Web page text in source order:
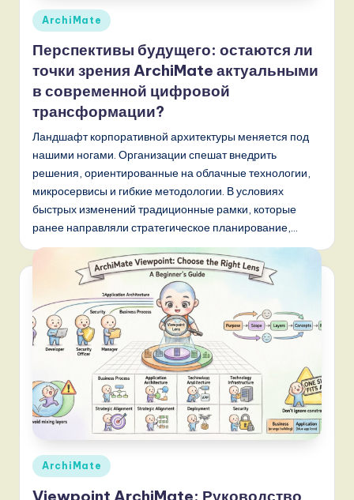
a
n
n
o
v
a
ti
o
Опубликовано
ArchiMate
Перспективы будущего: остаются ли
точки зрения ArchiMate актуальными
в современной цифровой
трансформации?
Ландшафт корпоративной архитектуры меняется под
нашими ногами. Организации спешат внедрить
решения, ориентированные на облачные технологии,
микросервисы и гибкие методологии. В условиях
быстрых изменений традиционные рамки, которые
ранее направляли стратегическое планирование,…
Опубликовано
ArchiMate
Viewpoint ArchiMate: Руководство